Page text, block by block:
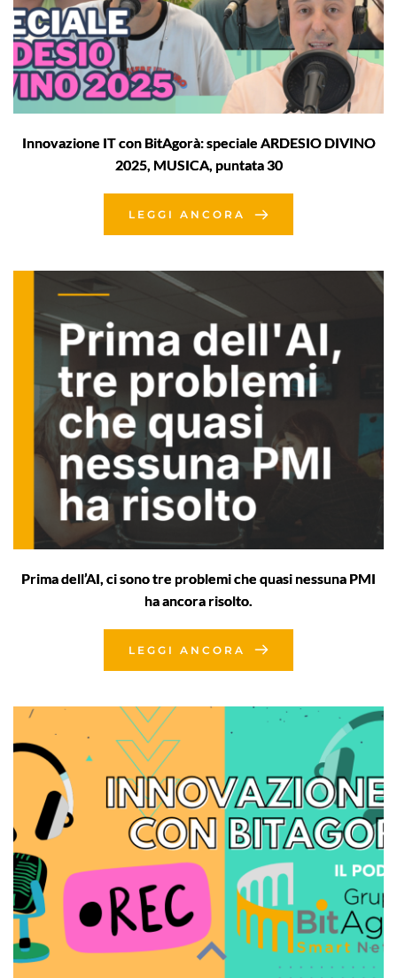
Innovazione IT con BitAgorà: speciale ARDESIO DIVINO
2025, MUSICA, puntata 30
LEGGI ANCORA
Prima dell’AI, ci sono tre problemi che quasi nessuna PMI
ha ancora risolto.
LEGGI ANCORA